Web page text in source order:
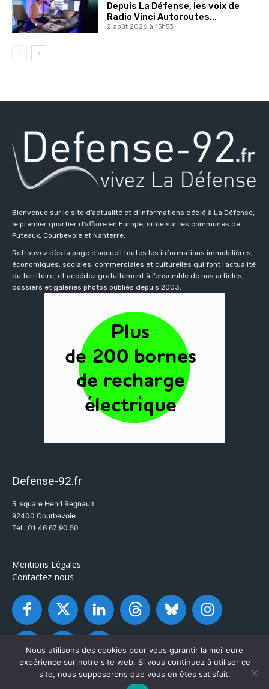
Depuis La Défense, les voix de
Radio Vinci Autoroutes...
2 août 2026 à 15h53
Bienvenue sur le site d’actualité et d’informations dédié à La Défense,
le premier quartier d’affaire en Europe, situé sur les communes de
Puteaux, Courbevoie et Nanterre.
Retrouvez dès la page d’accueil toutes les informations immobilières,
économiques, sociales, commerciales et culturelles qui font l’actualité
du territoire, et accédez gratuitement à l’ensemble de nos articles,
dossiers et galeries photos publiés depuis 2003.
Defense-92.fr
5, square Henri Regnault
92400 Courbevoie
Tel : 01 46 67 90 50
Mentions Légales
Contactez-nous
Nous utilisons des cookies pour vous garantir la meilleure
expérience sur notre site web. Si vous continuez à utiliser ce
site, nous supposerons que vous en êtes satisfait.